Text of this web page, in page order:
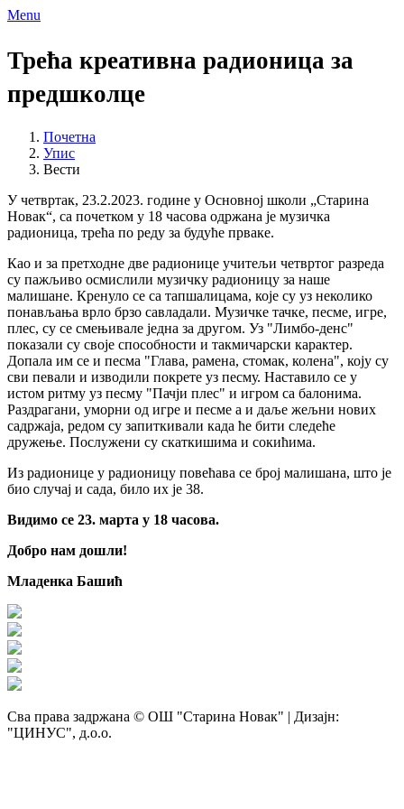
Menu
Трећа креативна радионица за
предшколце
Почетна
Упис
Вести
У четвртак, 23.2.2023. године у Основној школи „Старина
Новак“, са почетком у 18 часова одржана је музичка
радионица, трећа по реду за будуће прваке.
Као и за претходне две радионице учитељи четвртог разреда
су пажљиво осмислили музичку радионицу за наше
малишане. Кренуло се са тапшалицама, које су уз неколико
понављања врло брзо савладали. Музичке тачке, песме, игре,
плес, су се смењивале једна за другом. Уз "Лимбо-денс"
показали су своје способности и такмичарски карактер.
Допала им се и песма "Глава, рамена, стомак, колена", коју су
сви певали и изводили покрете уз песму. Наставило се у
истом ритму уз песму "Пачји плес" и игром са балонима.
Раздрагани, уморни од игре и песме а и даље жељни нових
садржаја, редом су запиткивали када ће бити следеће
дружење. Послужени су скаткишима и сокићима.
Из радионице у радионицу повећава се број малишана, што је
био случај и сада, било их је 38.
Видимо се 23. марта у 18 часова.
Добро нам дошли!
Младенка Башић
Сва права задржана © ОШ "Старина Новак" | Дизајн:
"ЦИНУС", д.о.о.